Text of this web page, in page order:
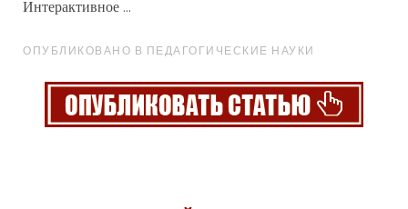
Интерактивное ...
ОПУБЛИКОВАНО В ПЕДАГОГИЧЕСКИЕ НАУКИ